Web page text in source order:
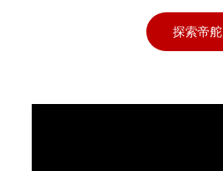
探索帝舵